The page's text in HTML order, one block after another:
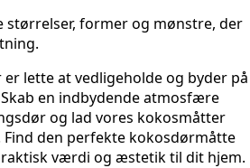
former og mønstre, der
lette at vedligeholde og byder på
en indbydende atmosfære
og lad vores kokosmåtter
den perfekte kokosdørmåtte
værdi og æstetik til dit hjem.